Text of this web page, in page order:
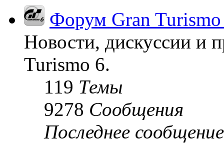
Форум Gran
Новости, дискуссии и
Turismo 6.
119 Темы
9278 Сообщения
Последнее сообщение